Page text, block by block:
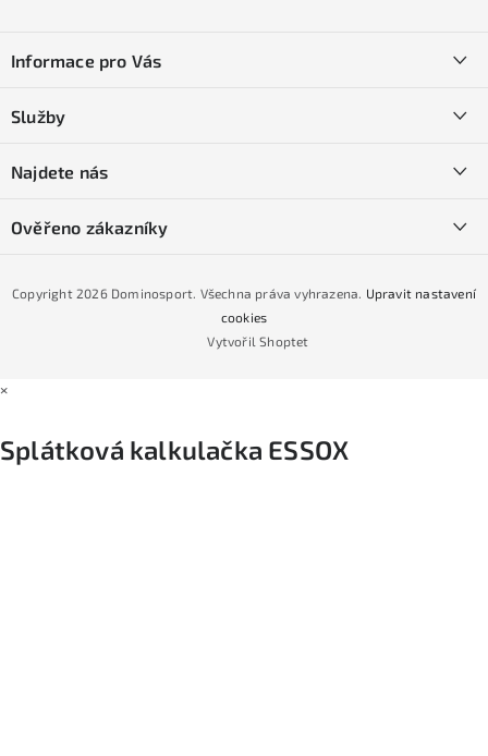
pInformace pro Vás
Obchodní podmínky
Podmínky GDPR
Podmínky nákupu na splátky ESSOX
Služby
Naše prodejna
Najdete nás
Ověřeno zákazníky
Vytvořil Shoptet
Copyright 2026 Dominosport. Všechna práva vyhrazena. Upravit nastavení
cookies
×
Splátková kalkulačka ESSOX